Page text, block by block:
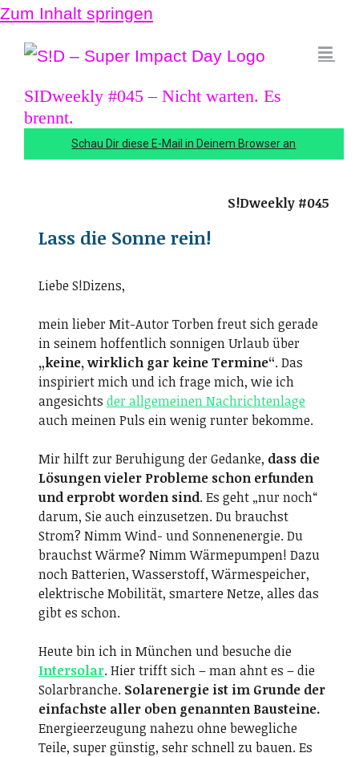
Zum Inhalt springen
SIDweekly #045 – Nicht warten. Es
brennt.
Schau Dir diese E-Mail in Deinem Browser an
S!Dweekly #045
Lass die Sonne rein!
Liebe S!Dizens,
mein lieber Mit-Autor Torben freut sich gerade
in seinem hoffentlich sonnigen Urlaub über
„keine, wirklich gar keine Termine“. Das
inspiriert mich und ich frage mich, wie ich
angesichts der allgemeinen Nachrichtenlage
auch meinen Puls ein wenig runter bekomme.
Mir hilft zur Beruhigung der Gedanke, dass die
Lösungen vieler Probleme schon erfunden
und erprobt worden sind. Es geht „nur noch“
darum, Sie auch einzusetzen. Du brauchst
Strom? Nimm Wind- und Sonnenenergie. Du
brauchst Wärme? Nimm Wärmepumpen! Dazu
noch Batterien, Wasserstoff, Wärmespeicher,
elektrische Mobilität, smartere Netze, alles das
gibt es schon.
Heute bin ich in München und besuche die
Intersolar. Hier trifft sich – man ahnt es – die
Solarbranche. Solarenergie ist im Grunde der
einfachste aller oben genannten Bausteine.
Energieerzeugung nahezu ohne bewegliche
Teile, super günstig, sehr schnell zu bauen. Es